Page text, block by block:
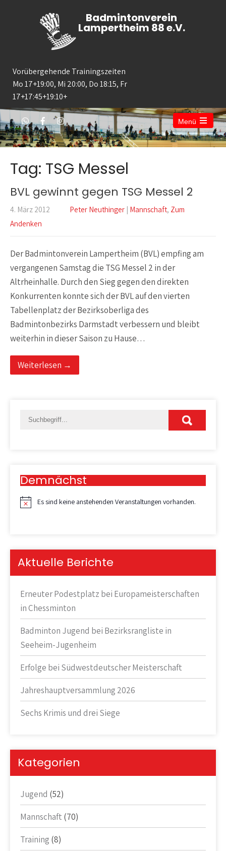
Badmintonverein
Lampertheim 88 e.V.
Vorübergehende Trainingszeiten
Mo 17+19:00, Mi 20:00, Do 18:15, Fr
17+17:45+19:10+
Menü
Tag: TSG Messel
BVL gewinnt gegen TSG Messel 2
4. März 2012 Peter Neuthinger | Mannschaft, Zum
Andenken
Der Badmintonverein Lampertheim (BVL) empfing am
vergangenen Samstag die TSG Messel 2 in der
Altrheinhalle. Durch den Sieg gegen den direkten
Konkurrenten konnte sich der BVL auf den vierten
Tabellenplatz der Bezirksoberliga des
Badmintonbezirks Darmstadt verbessern und bleibt
weiterhin in dieser Saison zu Hause…
Weiterlesen →
Demnächst
H
s
Es sind keine anstehenden Veranstaltungen vorhanden.
Aktuelle Berichte
Erneuter Podestplatz bei Europameisterschaften
in Chessminton
Badminton Jugend bei Bezirksrangliste in
Seeheim-Jugenheim
Erfolge bei Südwestdeutscher Meisterschaft
Jahreshauptversammlung 2026
Sechs Krimis und drei Siege
Kategorien
Jugend (52)
Mannschaft (70)
Training (8)